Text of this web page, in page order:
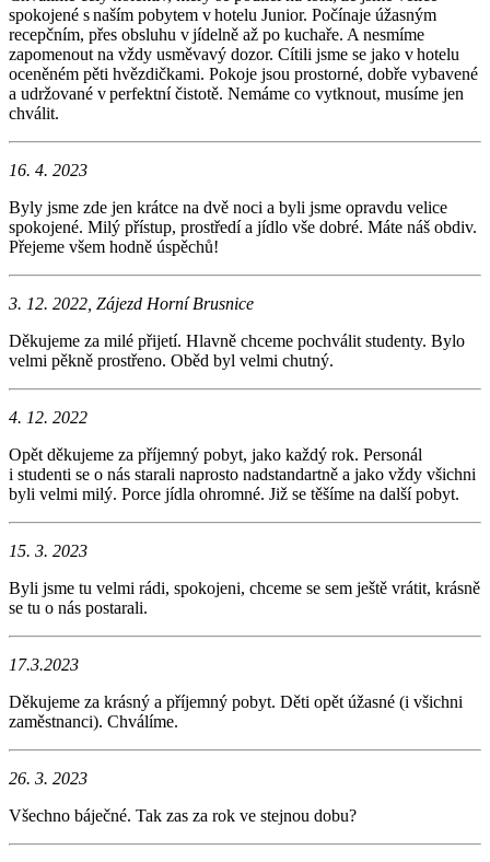
spokojené s naším pobytem v hotelu Junior. Počínaje úžasným
recepčním, přes obsluhu v jídelně až po kuchaře. A nesmíme
zapomenout na vždy usměvavý dozor. Cítili jsme se jako v hotelu
oceněném pěti hvězdičkami. Pokoje jsou prostorné, dobře vybavené
a udržované v perfektní čistotě. Nemáme co vytknout, musíme jen
chválit.
16. 4. 2023
Byly jsme zde jen krátce na dvě noci a byli jsme opravdu velice
spokojené. Milý přístup, prostředí a jídlo vše dobré. Máte náš obdiv.
Přejeme všem hodně úspěchů!
3. 12. 2022, Zájezd Horní Brusnice
Děkujeme za milé přijetí. Hlavně chceme pochválit studenty. Bylo
velmi pěkně prostřeno. Oběd byl velmi chutný.
4. 12. 2022
Opět děkujeme za příjemný pobyt, jako každý rok. Personál
i studenti se o nás starali naprosto nadstandartně a jako vždy všichni
byli velmi milý. Porce jídla ohromné. Již se těšíme na další pobyt.
15. 3. 2023
Byli jsme tu velmi rádi, spokojeni, chceme se sem ještě vrátit, krásně
se tu o nás postarali.
17.3.2023
Děkujeme za krásný a příjemný pobyt. Děti opět úžasné (i všichni
zaměstnanci). Chválíme.
26. 3. 2023
Všechno báječné. Tak zas za rok ve stejnou dobu?